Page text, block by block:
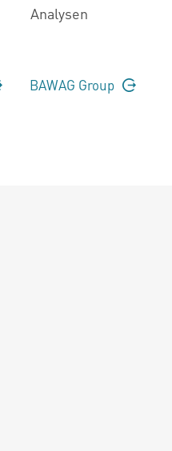
Analysen
BAWAG Group